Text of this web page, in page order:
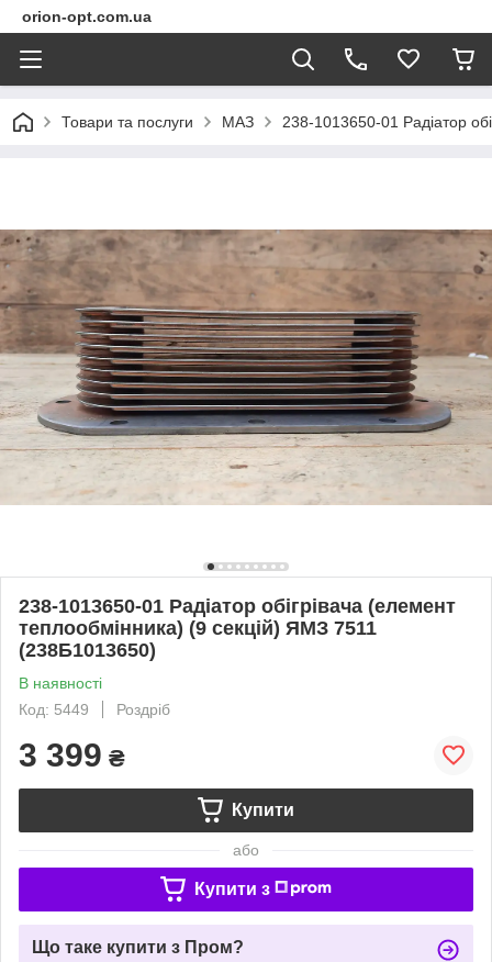
orion-opt.com.ua
Товари та послуги МАЗ 238-1013650-01 Радіатор
238-1013650-01 Радіатор обігрівача (елемент
теплообмінника) (9 секцій) ЯМЗ 7511
(238Б1013650)
В наявності
Код: 5449
Роздріб
3 399 ₴
Купити
або
Купити з
Що таке купити з Пром?